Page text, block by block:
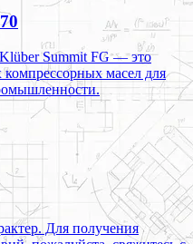
Summit FG — это
компрессорных масел для
Для получения